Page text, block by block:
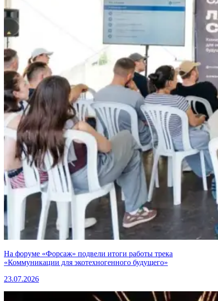
На форуме «Форсаж» подвели итоги работы трека
«Коммуникации для экотехногенного будущего»
23.07.2026